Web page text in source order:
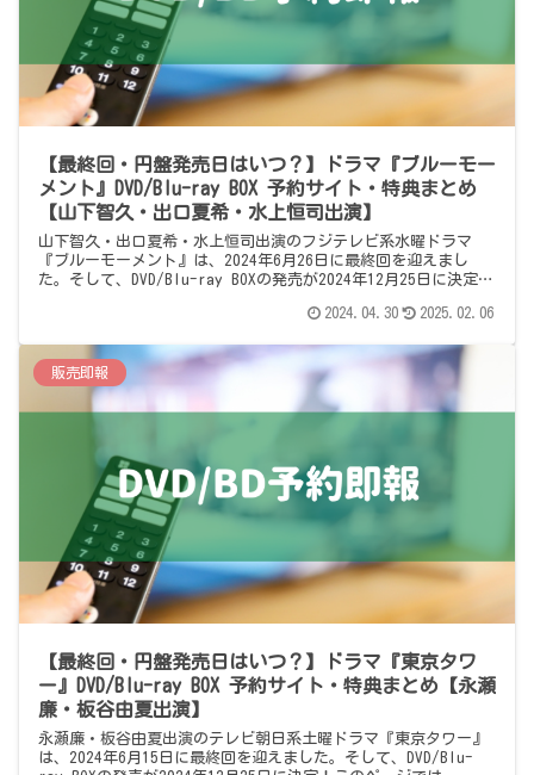
【最終回・円盤発売日はいつ？】ドラマ『ブルーモー
メント』DVD/Blu-ray BOX 予約サイト・特典まとめ
【山下智久・出口夏希・水上恒司出演】
山下智久・出口夏希・水上恒司出演のフジテレビ系水曜ドラマ
『ブルーモーメント』は、2024年6月26日に最終回を迎えまし
た。そして、DVD/Blu-ray BOXの発売が2024年12月25日に決定！
2024.04.30 2025.02.06
販売即報
【最終回・円盤発売日はいつ？】ドラマ『東京タワ
ー』DVD/Blu-ray BOX 予約サイト・特典まとめ【永瀬
廉・板谷由夏出演】
永瀬廉・板谷由夏出演のテレビ朝日系土曜ドラマ『東京タワー』
は、2024年6月15日に最終回を迎えました。そして、DVD/Blu-